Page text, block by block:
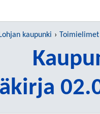
Lohjan kaupunki Toimielimet